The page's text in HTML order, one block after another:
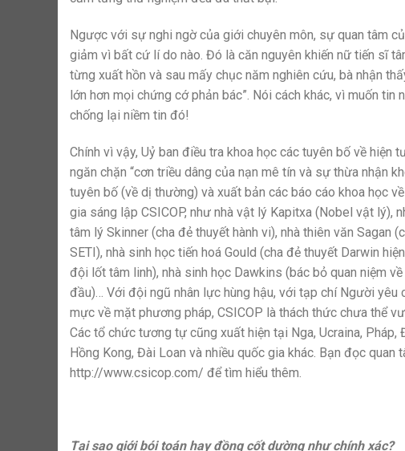
Ngược với sự nghi ngờ của giới chuyên môn, sự quan tâm
giảm vì bất cứ lí do nào. Đó là căn nguyên khiến nữ tiến sĩ
từng xuất hồn và sau mấy chục năm nghiên cứu, bà nhận
lớn hơn mọi chứng cớ phản bác”. Nói cách khác, vì muốn
chống lại niềm tin đó!
Chính vì vậy, Uỷ ban điều tra khoa học các tuyên bố về
ngăn chặn “cơn triều dâng của nạn mê tín và sự thừa nhận
tuyên bố (về dị thường) và xuất bản các báo cáo khoa học
gia sáng lập CSICOP, như nhà vật lý Kapitxa (Nobel vật lý),
tâm lý Skinner (cha đẻ thuyết hành vi), nhà thiên văn
SETI), nhà sinh học tiến hoá Gould (cha đẻ thuyết Darwin
đội lốt tâm linh), nhà sinh học Dawkins (bác bỏ quan niệm
đầu)… Với đội ngũ nhân lực hùng hậu, với tạp chí Người yêu
mực về mặt phương pháp, CSICOP là thách thức chưa thể
Các tổ chức tương tự cũng xuất hiện tại Nga, Ucraina, Pháp,
Hồng Kong, Đài Loan và nhiều quốc gia khác. Bạn đọc
http://www.csicop.com/ để tìm hiểu thêm.
Tại sao giới bói toán hay đồng cốt dường như chính xác?